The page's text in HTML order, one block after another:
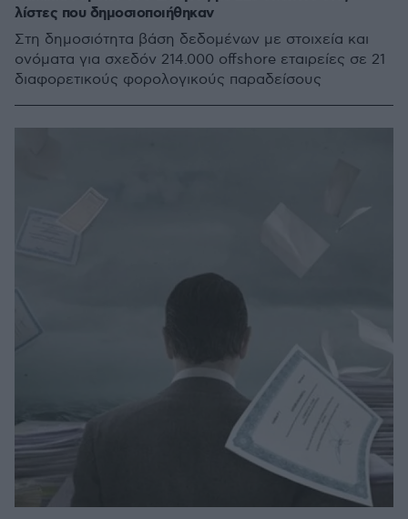
λίστες που δημοσιοποιήθηκαν
Στη δημοσιότητα βάση δεδομένων με στοιχεία και
ονόματα για σχεδόν 214.000 offshore εταιρείες σε 21
διαφορετικούς φορολογικούς παραδείσους